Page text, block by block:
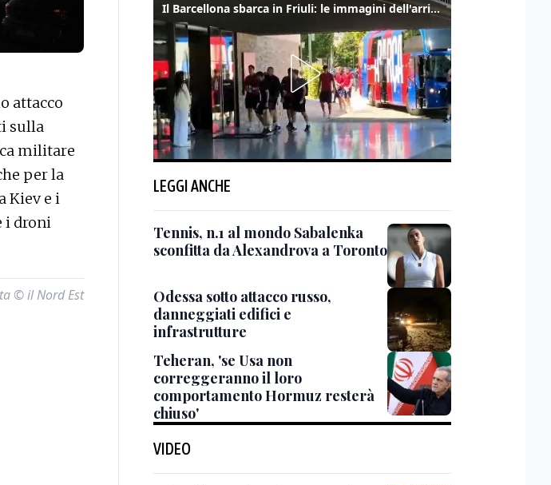
attacco
sulla
militare
per la
Kiev e i
i droni
© il Nord Est
Il Barcellona sbarca in Friuli: le immagini dell'arrivo in albergo
LEGGI ANCHE
Tennis, n.1 al mondo Sabalenka
sconfitta da Alexandrova a Toronto
Odessa sotto attacco russo,
danneggiati edifici e
infrastrutture
Teheran, 'se Usa non
correggeranno il loro
comportamento Hormuz resterà
chiuso'
VIDEO